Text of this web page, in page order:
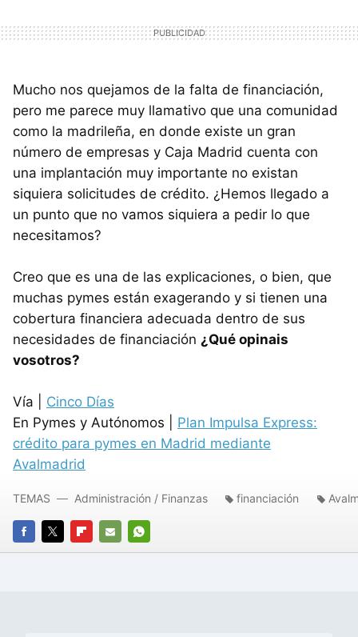
Mucho nos quejamos de la falta de financiación,
pero me parece muy llamativo que una comunidad
como la madrileña, en donde existe un gran
número de empresas y Caja Madrid cuenta con
una implantación muy importante no existan
siquiera solicitudes de crédito. ¿Hemos llegado a
un punto que no vamos siquiera a pedir lo que
necesitamos?
Creo que es una de las explicaciones, o bien, que
muchas pymes están exagerando y si tienen una
cobertura financiera adecuada dentro de sus
necesidades de financiación ¿Qué opinais
vosotros?
Vía | Cinco Días
En Pymes y Autónomos | Plan Impulsa Express:
crédito para pymes en Madrid mediante
Avalmadrid
FACEBOOK
TWITTERFLIPBOARD
E-
WHATSAPP
TEMAS Administración / Finanzas financiación